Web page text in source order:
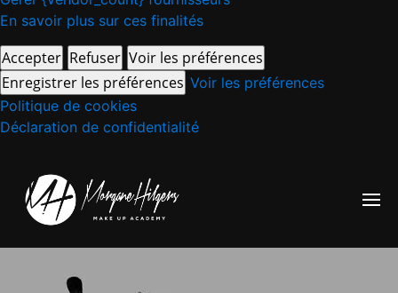
En savoir plus sur ces finalités
Accepter Refuser Voir les préférences
Enregistrer les préférences Voir les préférences
Politique de cookies
Déclaration de confidentialité